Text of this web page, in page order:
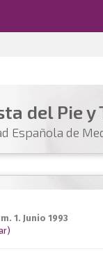
del Pie y
Española de
1. Junio 1993